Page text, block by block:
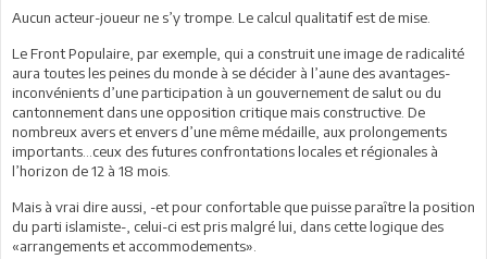
Aucun acteur-joueur ne s’y trompe. Le calcul qualitatif est de mise.
Le Front Populaire, par exemple, qui a construit une image de radicalité
aura toutes les peines du monde à se décider à l’aune des avantages-
inconvénients d’une participation à un gouvernement de salut ou du
cantonnement dans une opposition critique mais constructive. De
nombreux avers et envers d’une même médaille, aux prolongements
importants…ceux des futures confrontations locales et régionales à
l’horizon de 12 à 18 mois.
Mais à vrai dire aussi, -et pour confortable que puisse paraître la position
du parti islamiste-, celui-ci est pris malgré lui, dans cette logique des
«arrangements et accommodements».